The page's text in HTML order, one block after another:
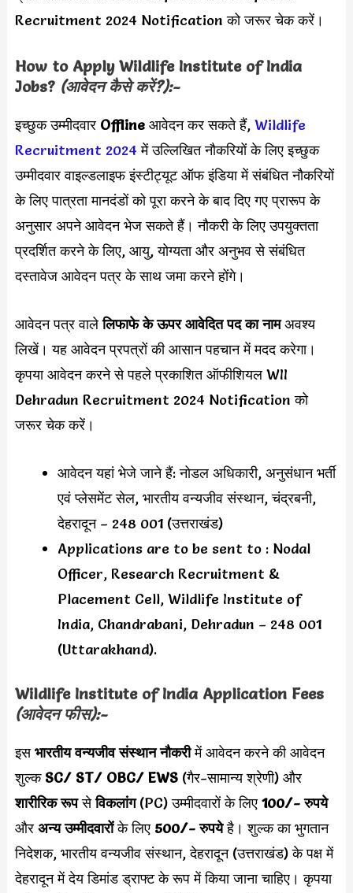
Recruitment 2024 Notification को जरूर चेक करें।
How to Apply Wildlife Institute of India
Jobs?(आवेदन कैसे करें?):-
इच्छुक उम्मीदवार Offline आवेदन कर सकते हैं, Wildlife
Recruitment 2024 में उल्लिखित नौकरियों के लिए इच्छुक
उम्मीदवार वाइल्डलाइफ इंस्टीट्यूट ऑफ इंडिया में संबंधित नौकरियों
के लिए पात्रता मानदंडों को पूरा करने के बाद दिए गए प्रारूप के
अनुसार अपने आवेदन भेज सकते हैं। नौकरी के लिए उपयुक्तता
प्रदर्शित करने के लिए, आयु, योग्यता और अनुभव से संबंधित
दस्तावेज आवेदन पत्र के साथ जमा करने होंगे।
आवेदन पत्र वालेलिफाफे के ऊपर आवेदित पद का नामअवश्य
लिखें। यह आवेदन प्रपत्रों की आसान पहचान में मदद करेगा।
कृपया आवेदन करने से पहले प्रकाशित ऑफीशियल WII
Dehradun Recruitment 2024 Notification को
जरूर चेक करें।
आवेदन यहां भेजे जाने हैं: नोडल अधिकारी, अनुसंधान भर्ती
एवं प्लेसमेंट सेल, भारतीय वन्यजीव संस्थान, चंद्रबनी,
देहरादून – 248 001 (उत्तराखंड)
Applications are to be sent to : Nodal
Officer, Research Recruitment &
Placement Cell, Wildlife Institute of
India, Chandrabani, Dehradun – 248 001
(Uttarakhand).
Wildlife Institute of India Application Fees
(आवेदन फीस):-
इसभारतीय वन्यजीव संस्थान नौकरीमें आवेदन करने की आवेदन
शुल्क SC/ ST/ OBC/ EWS(गैर-सामान्य श्रेणी) और
शारीरिक रूपसेविकलांग(PC) उम्मीदवारों के लिए100/- रुपये
औरअन्य उम्मीदवारोंके लिए 500/- रुपयेहै। शुल्क का भुगतान
निदेशक, भारतीय वन्यजीव संस्थान, देहरादून (उत्तराखंड) के पक्ष में
देहरादून में देय डिमांड ड्राफ्ट के रूप में किया जाना चाहिए। कृपया